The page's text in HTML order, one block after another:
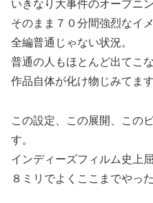
いきなり大事件のオープニン
そのまま７０分間強烈なイ
全編普通じゃない状況。
普通の人もほとんど出てこな
作品自体が化け物じみてます
この設定、この展開、この
す。
インディーズフィルム史上
８ミリでよくここまでやっ